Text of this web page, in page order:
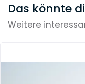
Das könnte
Weitere